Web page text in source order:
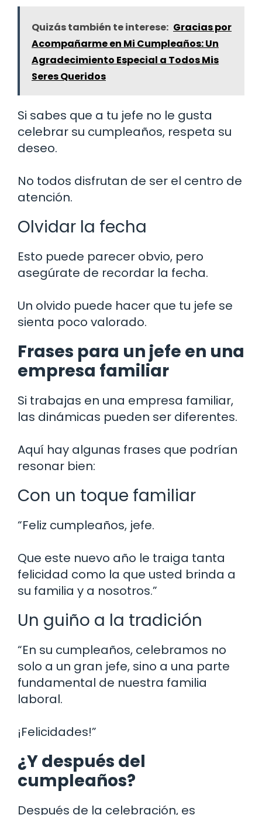
Quizás también te interese: Gracias por
Acompañarme en Mi Cumpleaños: Un
Agradecimiento Especial a Todos Mis
Seres Queridos
Si sabes que a tu jefe no le gusta
celebrar su cumpleaños, respeta su
deseo.
No todos disfrutan de ser el centro de
atención.
Olvidar la fecha
Esto puede parecer obvio, pero
asegúrate de recordar la fecha.
Un olvido puede hacer que tu jefe se
sienta poco valorado.
Frases para un jefe en una
empresa familiar
Si trabajas en una empresa familiar,
las dinámicas pueden ser diferentes.
Aquí hay algunas frases que podrían
resonar bien:
Con un toque familiar
“Feliz cumpleaños, jefe.
Que este nuevo año le traiga tanta
felicidad como la que usted brinda a
su familia y a nosotros.”
Un guiño a la tradición
“En su cumpleaños, celebramos no
solo a un gran jefe, sino a una parte
fundamental de nuestra familia
laboral.
¡Felicidades!”
¿Y después del
cumpleaños?
Después de la celebración, es